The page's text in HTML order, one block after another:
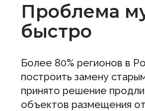
Проблема
быстро
Более 80% регионов в
построить замену
принято решение
объектов размещения